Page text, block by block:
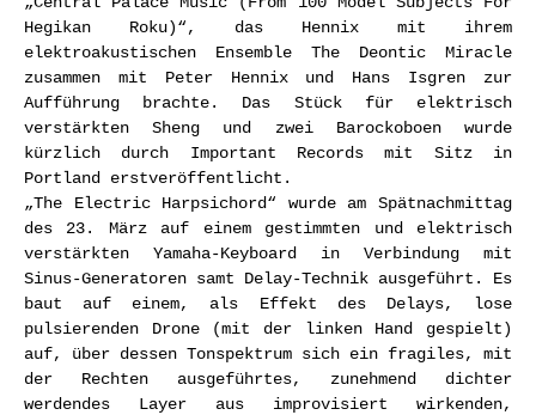
Hegikan Roku)“, das Hennix mit ihrem
elektroakustischen Ensemble The Deontic Miracle
zusammen mit Peter Hennix und Hans Isgren zur
Aufführung brachte. Das Stück für elektrisch
verstärkten Sheng und zwei Barockoboen wurde
kürzlich durch Important Records mit Sitz in
Portland erstveröffentlicht.
„The Electric Harpsichord“ wurde am Spätnachmittag
des 23. März auf einem gestimmten und elektrisch
verstärkten Yamaha-Keyboard in Verbindung mit
Sinus-Generatoren samt Delay-Technik ausgeführt. Es
baut auf einem, als Effekt des Delays, lose
pulsierenden Drone (mit der linken Hand gespielt)
auf, über dessen Tonspektrum sich ein fragiles, mit
der Rechten ausgeführtes, zunehmend dichter
werdendes Layer aus improvisiert wirkenden,